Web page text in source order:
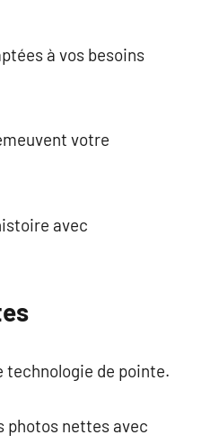
à vos besoins
votre
avec
technologie de pointe.
photos nettes avec